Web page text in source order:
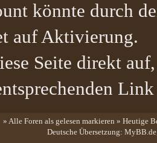
könnte durch
auf Aktivierung.
Seite direkt
» Alle Foren als gelesen markieren » Heutige
Deutsche Übersetzung: MyBB.de